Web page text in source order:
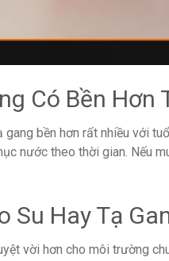
Có Bền Hơn
gang bền hơn rất nhiều với
nước theo thời gian. Nếu
Su Hay Tạ
vời hơn cho môi trường